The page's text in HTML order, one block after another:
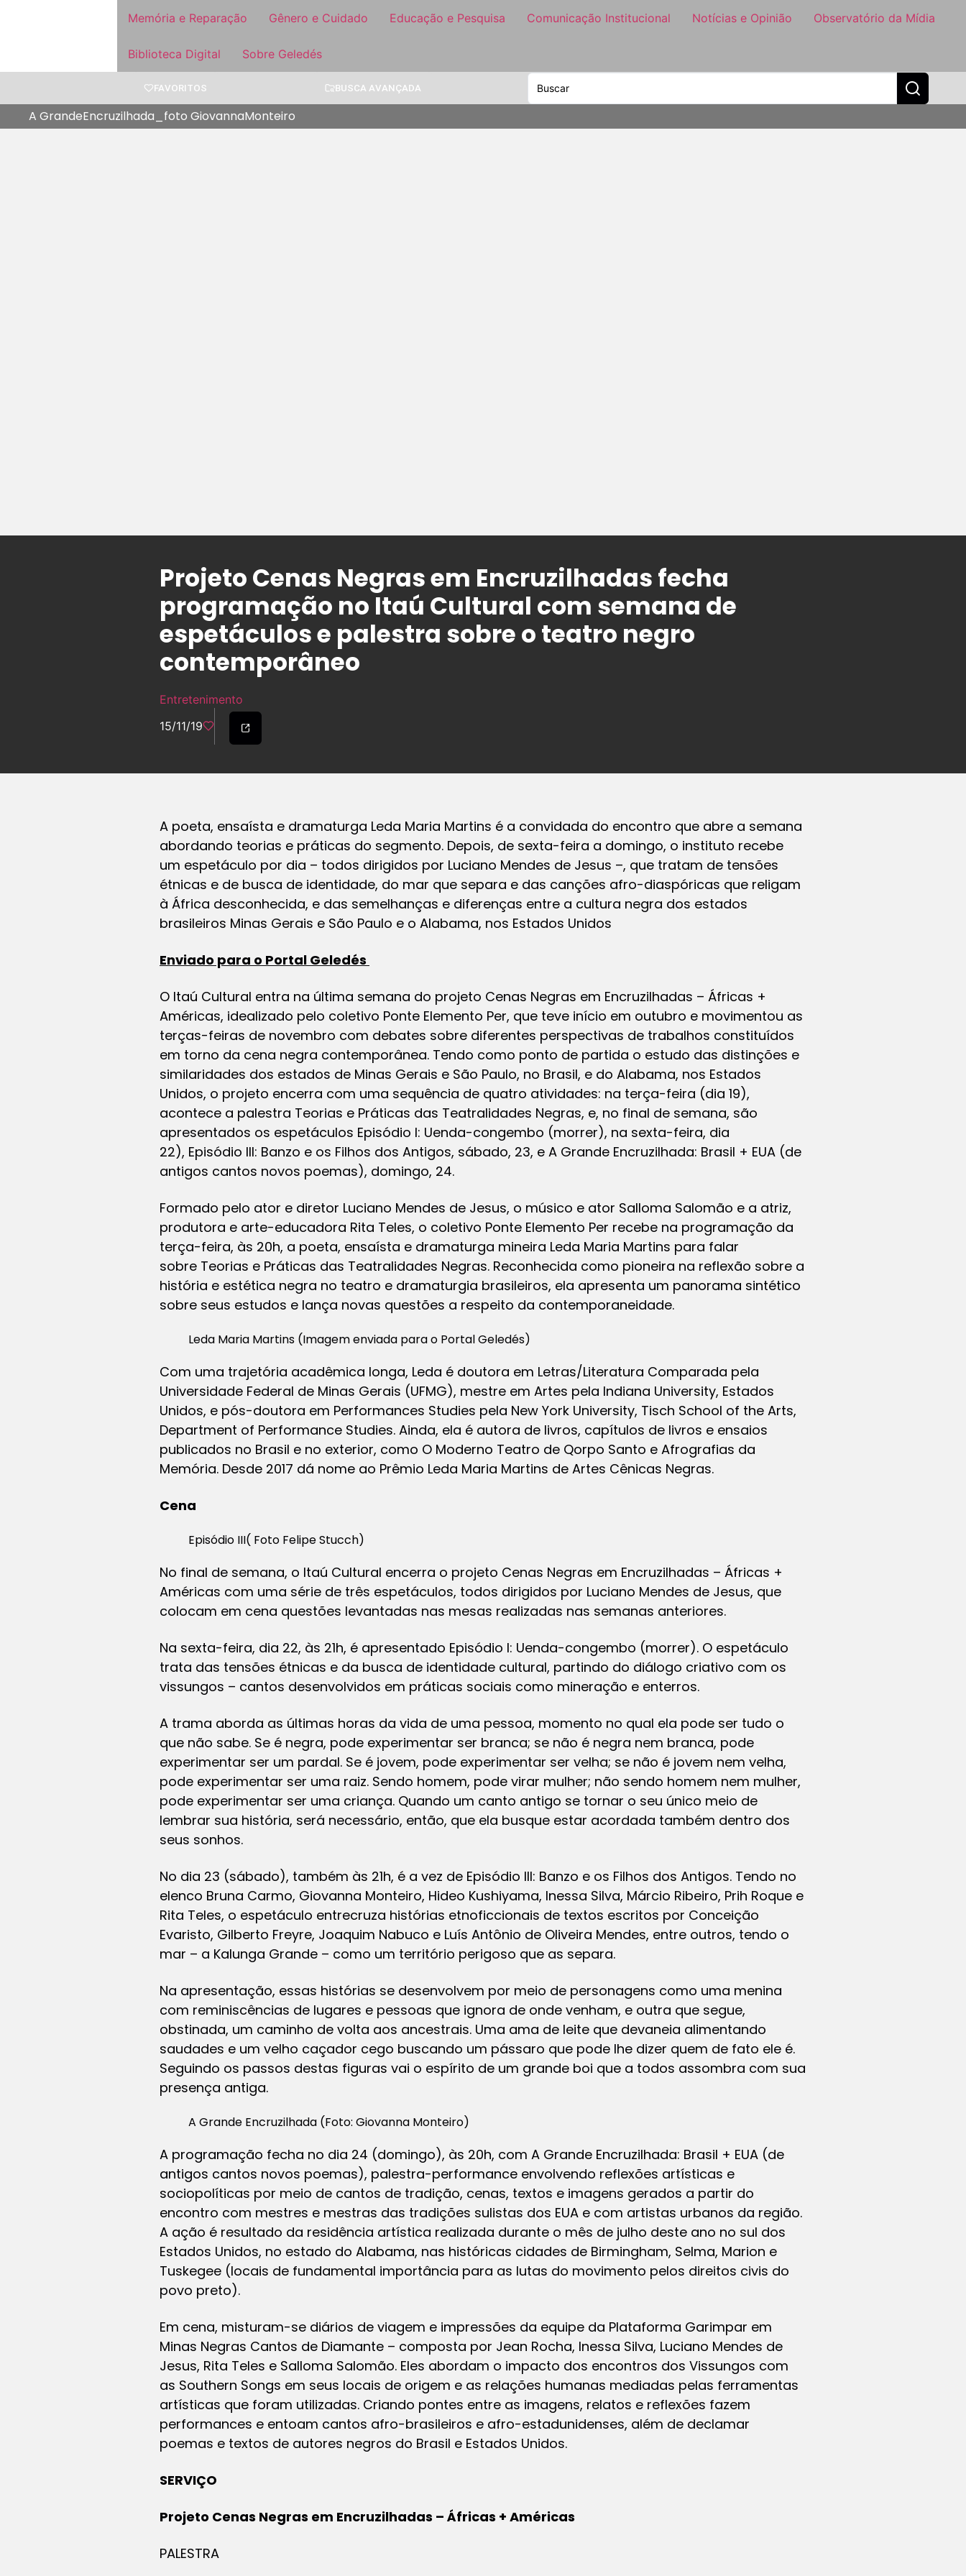
Memória e Reparação Gênero e Cuidado Educação e Pesquisa Comunicação Institucional Notícias e Opinião Observatório da Mídia
Biblioteca Digital Sobre Geledés
FAVORITOS BUSCA AVANÇADA
A GrandeEncruzilhada_foto GiovannaMonteiro
Projeto Cenas Negras em Encruzilhadas fecha
programação no Itaú Cultural com semana de
espetáculos e palestra sobre o teatro negro
contemporâneo
Entretenimento
15/11/19
A poeta, ensaísta e dramaturga Leda Maria Martins é a convidada do encontro que abre a semana
abordando teorias e práticas do segmento. Depois, de sexta-feira a domingo, o instituto recebe
um espetáculo por dia – todos dirigidos por Luciano Mendes de Jesus –, que tratam de tensões
étnicas e de busca de identidade, do mar que separa e das canções afro-diaspóricas que religam
à África desconhecida, e das semelhanças e diferenças entre a cultura negra dos estados
brasileiros Minas Gerais e São Paulo e o Alabama, nos Estados Unidos
Enviado para o Portal Geledés
O Itaú Cultural entra na última semana do projeto Cenas Negras em Encruzilhadas – Áfricas +
Américas, idealizado pelo coletivo Ponte Elemento Per, que teve início em outubro e movimentou as
terças-feiras de novembro com debates sobre diferentes perspectivas de trabalhos constituídos
em torno da cena negra contemporânea. Tendo como ponto de partida o estudo das distinções e
similaridades dos estados de Minas Gerais e São Paulo, no Brasil, e do Alabama, nos Estados
Unidos, o projeto encerra com uma sequência de quatro atividades: na terça-feira (dia 19),
acontece a palestra Teorias e Práticas das Teatralidades Negras, e, no final de semana, são
apresentados os espetáculos Episódio I: Uenda-congembo (morrer), na sexta-feira, dia
22), Episódio III: Banzo e os Filhos dos Antigos, sábado, 23, e A Grande Encruzilhada: Brasil + EUA (de
antigos cantos novos poemas), domingo, 24.
Formado pelo ator e diretor Luciano Mendes de Jesus, o músico e ator Salloma Salomão e a atriz,
produtora e arte-educadora Rita Teles, o coletivo Ponte Elemento Per recebe na programação da
terça-feira, às 20h, a poeta, ensaísta e dramaturga mineira Leda Maria Martins para falar
sobre Teorias e Práticas das Teatralidades Negras. Reconhecida como pioneira na reflexão sobre a
história e estética negra no teatro e dramaturgia brasileiros, ela apresenta um panorama sintético
sobre seus estudos e lança novas questões a respeito da contemporaneidade.
Leda Maria Martins (Imagem enviada para o Portal Geledés)
Com uma trajetória acadêmica longa, Leda é doutora em Letras/Literatura Comparada pela
Universidade Federal de Minas Gerais (UFMG), mestre em Artes pela Indiana University, Estados
Unidos, e pós-doutora em Performances Studies pela New York University, Tisch School of the Arts,
Department of Performance Studies. Ainda, ela é autora de livros, capítulos de livros e ensaios
publicados no Brasil e no exterior, como O Moderno Teatro de Qorpo Santo e Afrografias da
Memória. Desde 2017 dá nome ao Prêmio Leda Maria Martins de Artes Cênicas Negras.
Cena
Episódio III( Foto Felipe Stucch)
No final de semana, o Itaú Cultural encerra o projeto Cenas Negras em Encruzilhadas – Áfricas +
Américas com uma série de três espetáculos, todos dirigidos por Luciano Mendes de Jesus, que
colocam em cena questões levantadas nas mesas realizadas nas semanas anteriores.
Na sexta-feira, dia 22, às 21h, é apresentado Episódio I: Uenda-congembo (morrer). O espetáculo
trata das tensões étnicas e da busca de identidade cultural, partindo do diálogo criativo com os
vissungos – cantos desenvolvidos em práticas sociais como mineração e enterros.
A trama aborda as últimas horas da vida de uma pessoa, momento no qual ela pode ser tudo o
que não sabe. Se é negra, pode experimentar ser branca; se não é negra nem branca, pode
experimentar ser um pardal. Se é jovem, pode experimentar ser velha; se não é jovem nem velha,
pode experimentar ser uma raiz. Sendo homem, pode virar mulher; não sendo homem nem mulher,
pode experimentar ser uma criança. Quando um canto antigo se tornar o seu único meio de
lembrar sua história, será necessário, então, que ela busque estar acordada também dentro dos
seus sonhos.
No dia 23 (sábado), também às 21h, é a vez de Episódio III: Banzo e os Filhos dos Antigos. Tendo no
elenco Bruna Carmo, Giovanna Monteiro, Hideo Kushiyama, Inessa Silva, Márcio Ribeiro, Prih Roque e
Rita Teles, o espetáculo entrecruza histórias etnoficcionais de textos escritos por Conceição
Evaristo, Gilberto Freyre, Joaquim Nabuco e Luís Antônio de Oliveira Mendes, entre outros, tendo o
mar – a Kalunga Grande – como um território perigoso que as separa.
Na apresentação, essas histórias se desenvolvem por meio de personagens como uma menina
com reminiscências de lugares e pessoas que ignora de onde venham, e outra que segue,
obstinada, um caminho de volta aos ancestrais. Uma ama de leite que devaneia alimentando
saudades e um velho caçador cego buscando um pássaro que pode lhe dizer quem de fato ele é.
Seguindo os passos destas figuras vai o espírito de um grande boi que a todos assombra com sua
presença antiga.
A Grande Encruzilhada (Foto: Giovanna Monteiro)
A programação fecha no dia 24 (domingo), às 20h, com A Grande Encruzilhada: Brasil + EUA (de
antigos cantos novos poemas), palestra-performance envolvendo reflexões artísticas e
sociopolíticas por meio de cantos de tradição, cenas, textos e imagens gerados a partir do
encontro com mestres e mestras das tradições sulistas dos EUA e com artistas urbanos da região.
A ação é resultado da residência artística realizada durante o mês de julho deste ano no sul dos
Estados Unidos, no estado do Alabama, nas históricas cidades de Birmingham, Selma, Marion e
Tuskegee (locais de fundamental importância para as lutas do movimento pelos direitos civis do
povo preto).
Em cena, misturam-se diários de viagem e impressões da equipe da Plataforma Garimpar em
Minas Negras Cantos de Diamante – composta por Jean Rocha, Inessa Silva, Luciano Mendes de
Jesus, Rita Teles e Salloma Salomão. Eles abordam o impacto dos encontros dos Vissungos com
as Southern Songs em seus locais de origem e as relações humanas mediadas pelas ferramentas
artísticas que foram utilizadas. Criando pontes entre as imagens, relatos e reflexões fazem
performances e entoam cantos afro-brasileiros e afro-estadunidenses, além de declamar
poemas e textos de autores negros do Brasil e Estados Unidos.
SERVIÇO
Projeto Cenas Negras em Encruzilhadas – Áfricas + Américas
PALESTRA